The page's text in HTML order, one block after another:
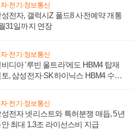
·전기·정보통신
성전자, 갤럭시Z 폴드8 사전예약 개통
31일까지 연장
·전기·정보통신
디아 '루빈 울트라'에도 HBM4 탑재
, 삼성전자·SK하이닉스 HBM4 수율
·전기·정보통신
전자 넷리스트와 특허분쟁 매듭, 5년
최대 1.3조 라이선스비 지급